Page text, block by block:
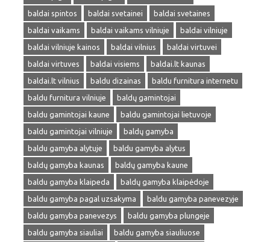
baldai spintos
baldai svetainei
baldai svetaines
baldai vaikams
baldai vaikams vilniuje
baldai vilniuje
baldai vilniuje kainos
baldai vilnius
baldai virtuvei
baldai virtuves
baldai visiems
baldai.lt kaunas
baldai.lt vilnius
baldu dizainas
baldu furnitura internetu
baldu furnitura vilniuje
baldų gamintojai
baldu gamintojai kaune
baldu gamintojai lietuvoje
baldu gamintojai vilniuje
baldų gamyba
baldu gamyba alytuje
baldu gamyba alytus
baldų gamyba kaunas
baldų gamyba kaune
baldu gamyba klaipeda
baldų gamyba klaipėdoje
baldu gamyba pagal uzsakyma
baldu gamyba panevezyje
baldu gamyba panevezys
baldu gamyba plungeje
baldu gamyba siauliai
baldu gamyba siauliuose